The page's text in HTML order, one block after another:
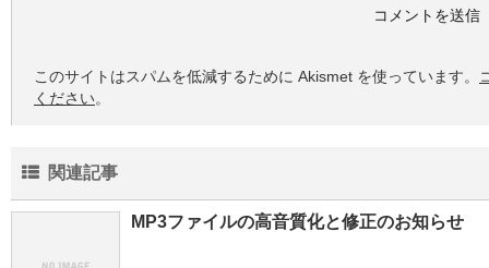
このサイトはスパムを低減するために Akismet を使っています。
ください。
関連記事
MP3ファイルの高音質化と修正のお知らせ